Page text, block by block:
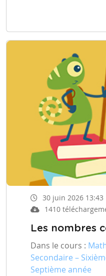
30 juin 2026 13:43
1410
Les nombres
Dans le cours :
Secondaire –
Septième année